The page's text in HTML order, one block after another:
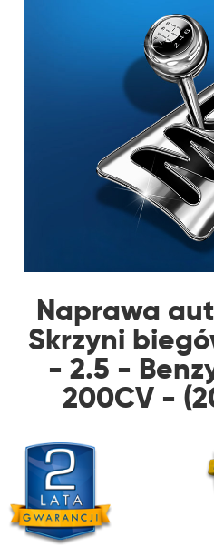
Naprawa
Skrzyni
- 2.5 -
200CV -